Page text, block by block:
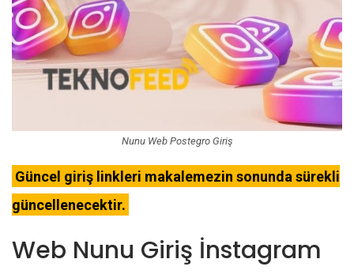
Nunu Web Postegro Giriş
Güncel giriş linkleri makalemezin sonunda sürekli
güncellenecektir.
Web Nunu Giriş İnstagram